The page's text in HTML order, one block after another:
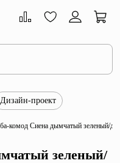
Дизайн-проект
комод Сиена дымчатый зеленый/
зеленый/